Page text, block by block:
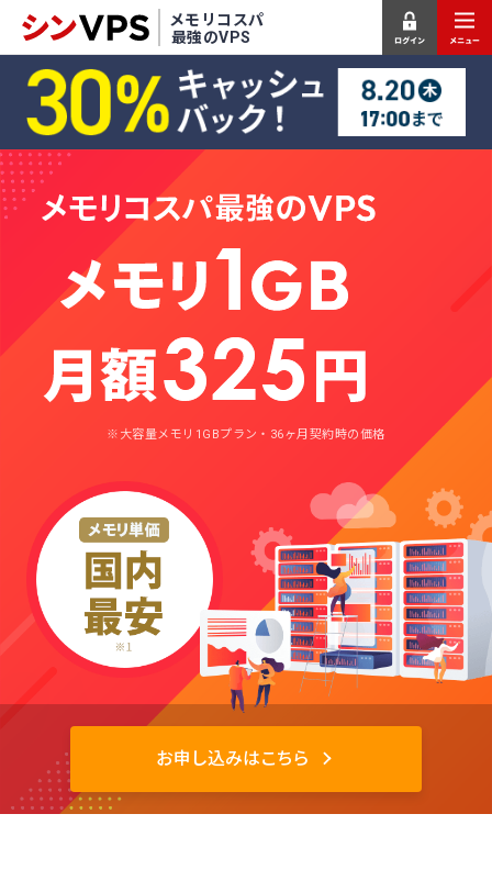
メモリコスパ
最強のVPS
※大容量メモリ1GBプラン・36ヶ月契約時の価格
お申し込みはこちら